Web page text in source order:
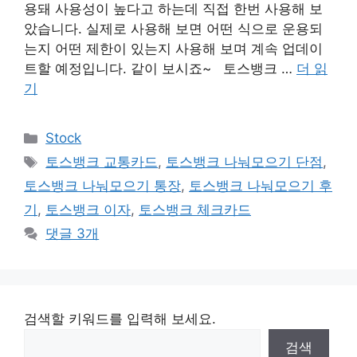
용돼 사용성이 높다고 하는데 직접 한번 사용해 보
았습니다. 실제로 사용해 보면 어떤 식으로 운용되
는지 어떤 제한이 있는지 사용해 보며 계속 업데이
트할 예정입니다. 같이 보시죠~ 토스뱅크 … 더 읽
기
카
테
리
Stock
태
그
토스뱅크 교통카드, 토스뱅크 나눠모으기 단점,
토스뱅크 나눠모으기 통장, 토스뱅크 나눠모으기 후
기 , 토스뱅크 이자, 토스뱅크 체크카드
댓글 3개
검색할 키워드를 입력해 보세요.
검색